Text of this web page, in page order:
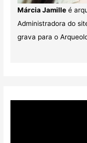
Márcia Jamilleé
Administradora do
grava para o